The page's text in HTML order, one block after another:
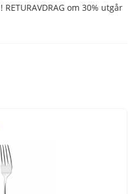
om 30% utgår